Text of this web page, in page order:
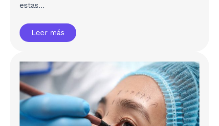
estas…
Leer más